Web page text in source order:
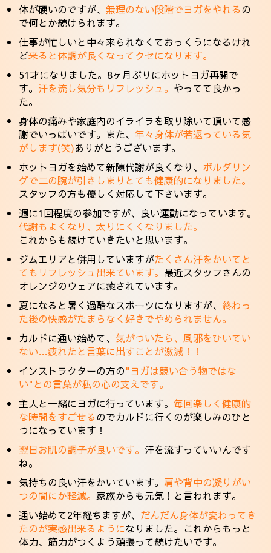
体が硬いのですが、無理のない段階でヨガをやれるの
で何とか続けられます。
仕事が忙しいと中々来られなくておっくうになるけれ
ど来ると体調が良くなってクセになります。
51才になりました。8ヶ月ぶりにホットヨガ再開で
す。汗を流し気分もリフレッシュ。 やってて良かっ
た。
身体の痛みや家庭内のイライラを取り除いて頂いて感
謝でいっぱいです。また、年々身体が若返っている気
がします(笑)ありがとうございます。
ホットヨガを始めて新陳代謝が良くなり、 ボルダリン
グで二の腕が引きしまりとても健康的になりました。
スタッフの方も優しく対応して下さいます。
週に1回程度の参加ですが、良い運動になっています。
代謝もよくなり、太りにくくなりました。
これからも続けていきたいと思います。
ジムエリアと併用していますがたくさん汗をかいてと
てもリフレッシュ出来ています。 最近スタッフさんの
オレンジのウェアに癒されています。
夏になると暑く過酷なスポーツになりますが、 終わっ
た後の快感がたまらなく好きでやめられません。
カルドに通い始めて、 気がついたら、風邪をひいてい
ない…疲れたと言葉に出すことが激減！！
インストラクターの方の"ヨガは競い合う物ではな
い"との言葉が私の心の支えです。
主人と一緒にヨガに行っています。 毎回楽しく健康的
な時間をすごせるのでカルドに行くのが楽しみのひと
つになっています！
翌日お肌の調子が良いです。汗を流すっていいんです
ね。
気持ちの良い汗をかいています。 肩や背中の凝りがい
つの間にか軽減。 家族からも元気！と言われます。
通い始めて2年経ちますが、 だんだん身体が変わってき
たのが実感出来るようになりました。これからもっと
体力、筋力がつくよう頑張って続けたいです。